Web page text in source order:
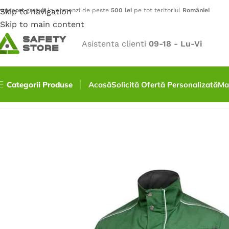
Skip to navigation
Skip to main content
gratuitla comenzi de peste 500 lei pe tot teritoriul României
Asistenta clienti 09-18 - Lu-Vi
Categorii Produse AcasăSolicită Ofertă Personalizată